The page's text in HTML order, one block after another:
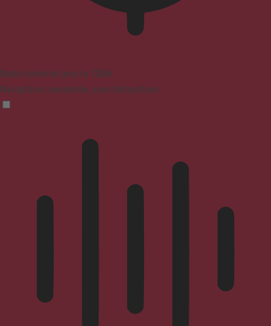
Mode convivial pour le TDAH
Navigation concentrée, sans distractions